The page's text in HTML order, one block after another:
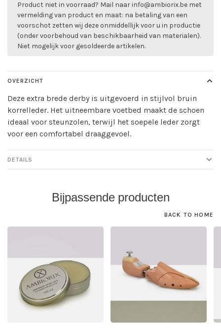
Product niet in voorraad? Mail naarinfo@ambiorix.be met
vermelding van product en maat: na betaling van een
voorschot zetten wij deze onmiddellijk voor u in productie
(onder voorbehoud van beschikbaarheid van materialen).
Niet mogelijk voor gesoldeerde artikelen.
OVERZICHT
Deze extra brede derby is uitgevoerd in stijlvol bruin
korrelleder. Het uitneembare voetbed maakt de schoen
ideaal voor steunzolen, terwijl het soepele leder zorgt
voor een comfortabel draaggevoel.
DETAILS
Bijpassende producten
BACK TO HOME